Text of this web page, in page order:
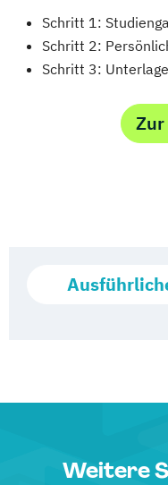
Schritt 1:
Schritt 2:
Schritt 3:
Weitere